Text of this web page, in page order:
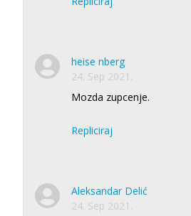
heise nberg
24. Sep 2021.
Mozda zupcenje.
Repliciraj
Aleksandar Delić
24. Sep 2021.